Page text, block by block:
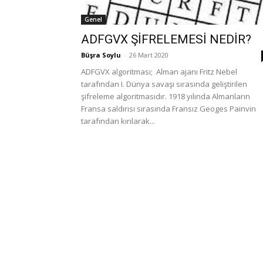
Genel
ADFGVX ŞİFRELEMESİ NEDİR?
Büşra Soylu - 26 Mart 2020
ADFGVX algoritması; Alman ajanı Fritz Nebel
tarafından I. Dünya savaşı sırasında geliştirilen
şifreleme algoritmasıdır. 1918 yılında Almanların
Fransa saldırısı sırasında Fransız Geoges Painvin
tarafından kırılarak...